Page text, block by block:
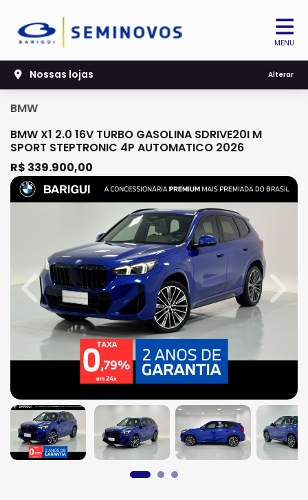
MENU
Nossas lojas Alterar
BMW
BMW X1 2.0 16V TURBO GASOLINA SDRIVE20I M
SPORT STEPTRONIC 4P AUTOMATICO 2026
R$ 339.900,00
Previous Next